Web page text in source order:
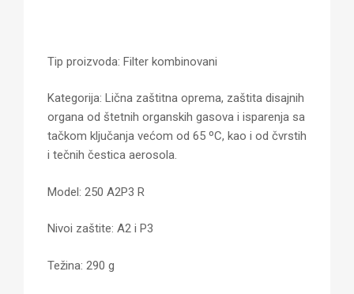
Tip proizvoda: Filter kombinovani
Kategorija: Lična zaštitna oprema, zaštita disajnih
organa od štetnih organskih gasova i isparenja sa
tačkom ključanja većom od 65 ºC, kao i od čvrstih
i tečnih čestica aerosola.
Model: 250 A2P3 R
Nivoi zaštite: A2 i P3
Težina: 290 g